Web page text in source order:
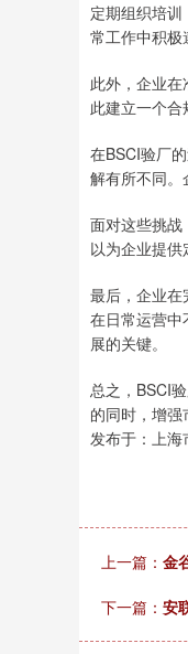
定期组织培
常工作中积极
此外，企业
此建立一个合
在BSCI验厂
解有所不同。
面对这些挑
以为企业提供
最后，企业在
在日常运营
展的关键。
总之，BSCI
的同时，增强
发布于：上海
上一篇： 金
下一篇： 安